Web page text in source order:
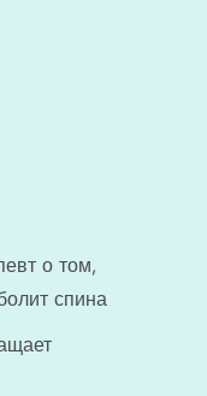
о том,
спина